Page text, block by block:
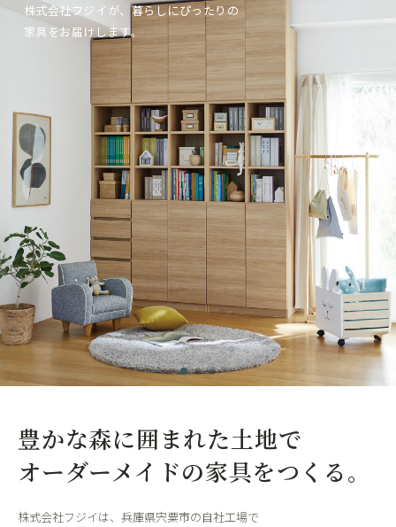
株式会社フジイが、暮らしにぴったりの
家具をお届けします。
株式会社フジイが、暮らしにぴったりの
家具をお届けします。
株式会社フジイが、暮らしにぴったりの
家具をお届けします。
豊かな森に囲まれた土地で
オーダーメイドの家具をつくる。
株式会社フジイは、兵庫県宍粟市の自社工場で